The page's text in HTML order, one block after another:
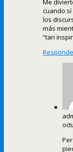
Me
cuando
los
más
“tan